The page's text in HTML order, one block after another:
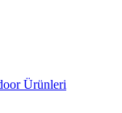
Ürünleri